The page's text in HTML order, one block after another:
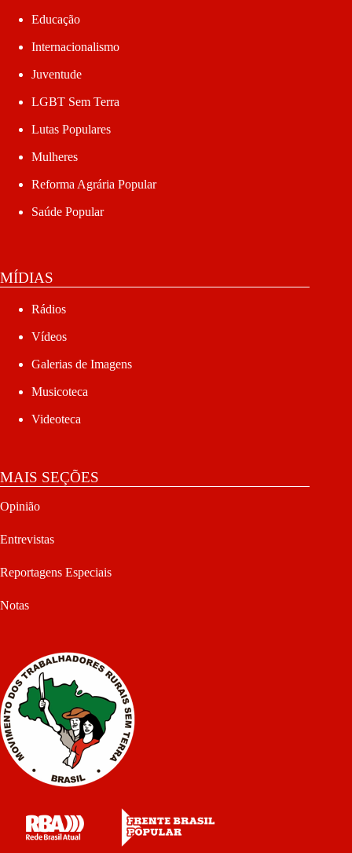
Educação
Internacionalismo
Juventude
LGBT Sem Terra
Lutas Populares
Mulheres
Reforma Agrária Popular
Saúde Popular
MÍDIAS
Rádios
Vídeos
Galerias de Imagens
Musicoteca
Videoteca
MAIS SEÇÕES
Opinião
Entrevistas
Reportagens Especiais
Notas